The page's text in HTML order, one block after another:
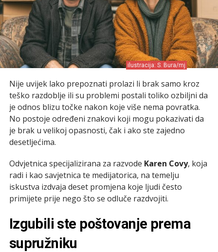
ilustracija: S. Bura/mj
Nije uvijek lako prepoznati prolazi li brak samo kroz
teško razdoblje ili su problemi postali toliko ozbiljni da
je odnos blizu točke nakon koje više nema povratka.
No postoje određeni znakovi koji mogu pokazivati da
je brak u velikoj opasnosti, čak i ako ste zajedno
desetljećima.
Odvjetnica specijalizirana za razvode Karen Covy, koja
radi i kao savjetnica te medijatorica, na temelju
iskustva izdvaja deset promjena koje ljudi često
primijete prije nego što se odluče razdvojiti.
Izgubili ste poštovanje prema
supružniku